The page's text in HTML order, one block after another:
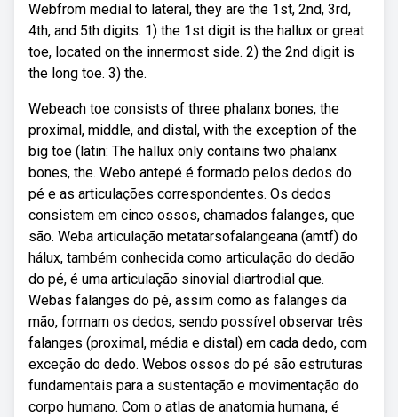
Webfrom medial to lateral, they are the 1st, 2nd, 3rd,
4th, and 5th digits. 1) the 1st digit is the hallux or great
toe, located on the innermost side. 2) the 2nd digit is
the long toe. 3) the.
Webeach toe consists of three phalanx bones, the
proximal, middle, and distal, with the exception of the
big toe (latin: The hallux only contains two phalanx
bones, the. Webo antepé é formado pelos dedos do
pé e as articulações correspondentes. Os dedos
consistem em cinco ossos, chamados falanges, que
são. Weba articulação metatarsofalangeana (amtf) do
hálux, também conhecida como articulação do dedão
do pé, é uma articulação sinovial diartrodial que.
Webas falanges do pé, assim como as falanges da
mão, formam os dedos, sendo possível observar três
falanges (proximal, média e distal) em cada dedo, com
exceção do dedo. Webos ossos do pé são estruturas
fundamentais para a sustentação e movimentação do
corpo humano. Com o atlas de anatomia humana, é